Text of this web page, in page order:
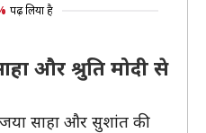
पढ़ लिया है
और श्रुति मोदी से
साहा और सुशांत की